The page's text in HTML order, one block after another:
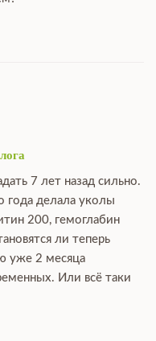
7 лет назад сильно.
года делала уколы
200, гемоглабин
ли теперь
уже 2 месяца
Или всё таки